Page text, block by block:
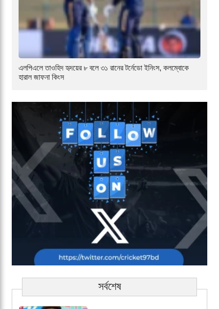
এলপিএলে তাওহিদ হৃদয়ের ৮ বলে ৩১ রানের টর্নেডো ইনিংস, কলম্বোকে
হারাল জাফনা কিংস
সর্বশেষ